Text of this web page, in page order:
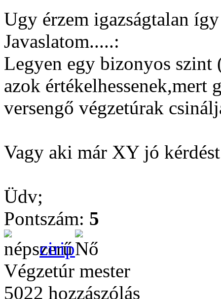
Ugy érzem igazságtalan
Javaslatom.....:
Legyen egy bizonyos szint
azok értékelhessenek,mert
versengő végzetúrak
Vagy aki már XY jó
Üdv;
Pontszám: 5
cirip
Végzetúr mester
5022 hozzászólás